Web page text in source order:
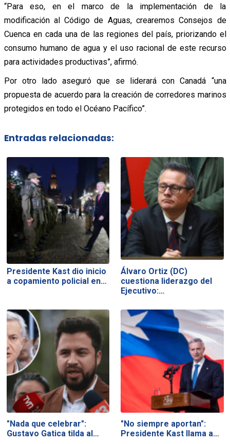
“Para eso, en el marco de la implementación de la
modificación al Código de Aguas, crearemos Consejos de
Cuenca en cada una de las regiones del país, priorizando el
consumo humano de agua y el uso racional de este recurso
para actividades productivas”, afirmó.
Por otro lado aseguró que se liderará con Canadá “una
propuesta de acuerdo para la creación de corredores marinos
protegidos en todo el Océano Pacífico”.
Entradas relacionadas:
Presidente Kast dio inicio
a copamiento policial en…
Álvaro Ortiz (DC)
cuestiona liderazgo del
Ejecutivo:…
"Nada que celebrar":
Gustavo Gatica tilda al…
"No siempre aportan":
Presidente Kast llama a…